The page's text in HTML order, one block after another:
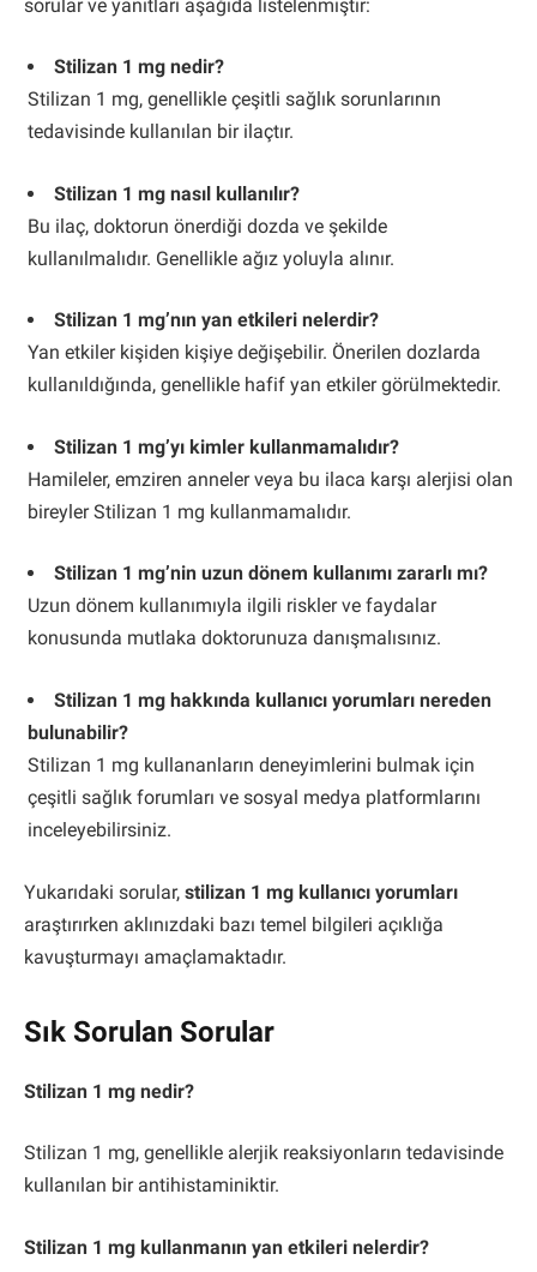
sorular ve yanıtları aşağıda listelenmiştir:
Stilizan 1 mg nedir?
Stilizan 1 mg, genellikle çeşitli sağlık sorunlarının
tedavisinde kullanılan bir ilaçtır.
Stilizan 1 mg nasıl kullanılır?
Bu ilaç, doktorun önerdiği dozda ve şekilde
kullanılmalıdır. Genellikle ağız yoluyla alınır.
Stilizan 1 mg’nın yan etkileri nelerdir?
Yan etkiler kişiden kişiye değişebilir. Önerilen dozlarda
kullanıldığında, genellikle hafif yan etkiler görülmektedir.
Stilizan 1 mg’yı kimler kullanmamalıdır?
Hamileler, emziren anneler veya bu ilaca karşı alerjisi olan
bireyler Stilizan 1 mg kullanmamalıdır.
Stilizan 1 mg’nin uzun dönem kullanımı zararlı mı?
Uzun dönem kullanımıyla ilgili riskler ve faydalar
konusunda mutlaka doktorunuza danışmalısınız.
Stilizan 1 mg hakkında kullanıcı yorumları nereden
bulunabilir?
Stilizan 1 mg kullananların deneyimlerini bulmak için
çeşitli sağlık forumları ve sosyal medya platformlarını
inceleyebilirsiniz.
Yukarıdaki sorular, stilizan 1 mg kullanıcı yorumları
araştırırken aklınızdaki bazı temel bilgileri açıklığa
kavuşturmayı amaçlamaktadır.
Sık Sorulan Sorular
Stilizan 1 mg nedir?
Stilizan 1 mg, genellikle alerjik reaksiyonların tedavisinde
kullanılan bir antihistaminiktir.
Stilizan 1 mg kullanmanın yan etkileri nelerdir?